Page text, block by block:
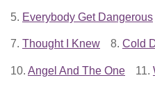
5. Everybody Get Dangerous
7. Thought I Knew 8. Cold
10. Angel And The One 11.